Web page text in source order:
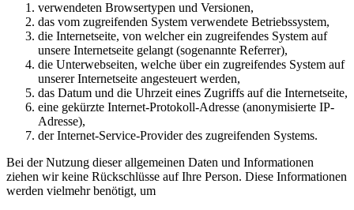
verwendeten Browsertypen und Versionen,
das vom zugreifenden System verwendete Betriebssystem,
die Internetseite, von welcher ein zugreifendes System auf
unsere Internetseite gelangt (sogenannte Referrer),
die Unterwebseiten, welche über ein zugreifendes System auf
unserer Internetseite angesteuert werden,
das Datum und die Uhrzeit eines Zugriffs auf die Internetseite,
eine gekürzte Internet-Protokoll-Adresse (anonymisierte IP-
Adresse),
der Internet-Service-Provider des zugreifenden Systems.
Bei der Nutzung dieser allgemeinen Daten und Informationen
ziehen wir keine Rückschlüsse auf Ihre Person. Diese Informationen
werden vielmehr benötigt, um